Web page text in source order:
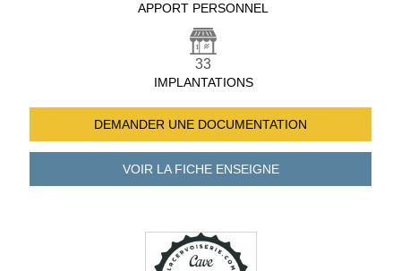
APPORT PERSONNEL
33
IMPLANTATIONS
DEMANDER UNE DOCUMENTATION
VOIR LA FICHEENSEIGNE